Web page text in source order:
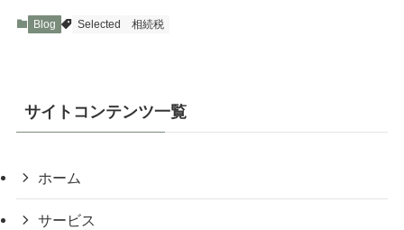
Blog Selected 相続税
サイトコンテンツ一覧
ホーム
サービス